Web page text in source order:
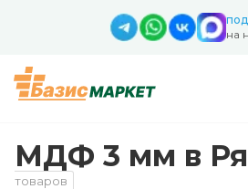
на
МДФ 3 мм в
товаров